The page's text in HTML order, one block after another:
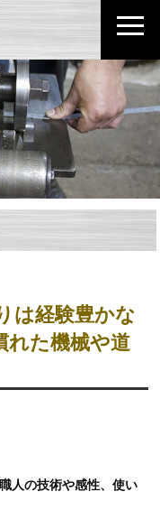
は経験豊かな
れた機械や道
人の技術や感性、使い